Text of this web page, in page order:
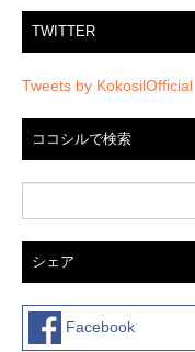
TWITTER
Tweets by KokosilOfficial
ココシルで検索
シェア
Facebook